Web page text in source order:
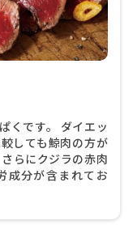
くです。 ダイエッ
しても鯨肉の方が
らにクジラの赤肉
成分が含まれてお